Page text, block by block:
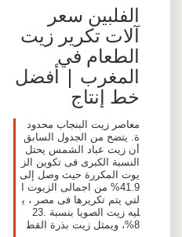
الفلبين سعر
آلات تكرير زيت
الطعام في
المغرب | أفضل
خط إنتاج
معاصر زيت البنجاب محدود
ة. يتضح من الجدول السابق
أن زيت عباد الشمس يحتل
النسبة الكبرى فى تكوين الز
يوت المكررة حيث وصل إلى
41.9% من اجمالى الزيوت ا
لتي يتم تكريرها فى مصر ، ي
ليه زيت الصويا بنسبة 23.
8%، ويمثل زيت بذرة القط